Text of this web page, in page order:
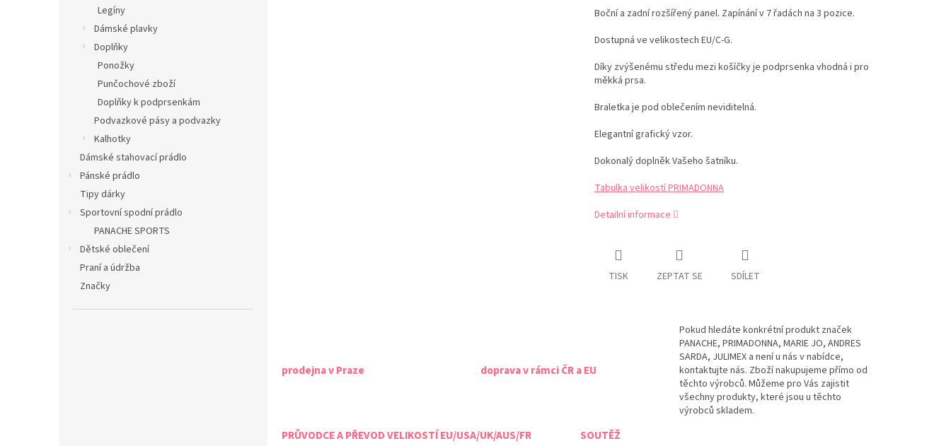
Legíny
Dámské plavky
Doplňky
Ponožky
Punčochové zboží
Doplňky k podprsenkám
Podvazkové pásy a podvazky
Kalhotky
Dámské stahovací prádlo
Pánské prádlo
Tipy dárky
Sportovní spodní prádlo
PANACHE SPORTS
Dětské oblečení
Praní a údržba
Značky
Boční a zadní rozšířený panel. Zapínání v 7 řadách na 3 pozice.
Dostupná ve velikostech EU/C-G.
Díky zvýšenému středu mezi košíčky je podprsenka vhodná i pro
měkká prsa.
Braletka je pod oblečením neviditelná.
Elegantní grafický vzor.
Dokonalý doplněk Vašeho šatníku.
Tabulka velikostí PRIMADONNA
Detailní informace
TISK ZEPTAT SE SDÍLET
prodejna v Praze doprava v rámci ČR a EU
Pokud hledáte konkrétní produkt značek
PANACHE, PRIMADONNA, MARIE JO, ANDRES
SARDA, JULIMEX a není u nás v nabídce,
kontaktujte nás. Zboží nakupujeme přímo od
těchto výrobců. Můžeme pro Vás zajistit
všechny produkty, které jsou u těchto
výrobců skladem.
PRŮVODCE A PŘEVOD VELIKOSTÍ EU/USA/UK/AUS/FR SOUTĚŽ